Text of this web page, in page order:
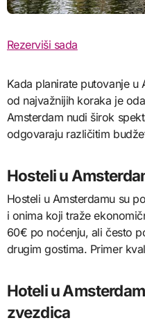
Rezerviši sada
Kada planirate putovanje
od najvažnijih koraka je
Amsterdam nudi širok
odgovaraju različitim
Hosteli u
Hosteli u Amsterdamu su
i onima koji traže
60€ po noćenju, ali često
drugim gostima. Primer
Hoteli u
zvezdica